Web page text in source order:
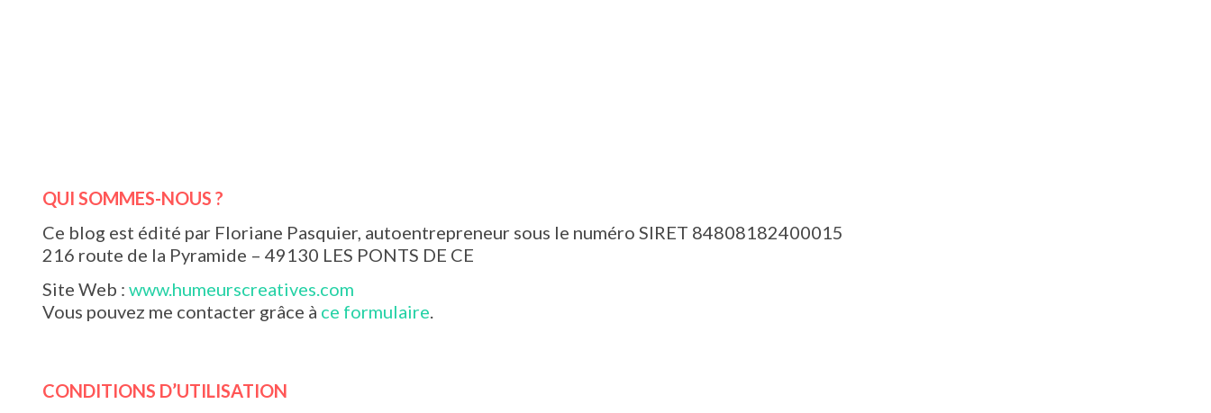
QUI SOMMES-NOUS ?
Ce blog est édité par Floriane Pasquier, autoentrepreneur sous le numéro SIRET 84808182400015
216 route de la Pyramide – 49130 LES PONTS DE CE
Site Web : www.humeurscreatives.com
Vous pouvez me contacter grâce à ce formulaire.
CONDITIONS D’UTILISATION